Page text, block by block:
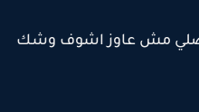
مش عاوز اشوف وشك